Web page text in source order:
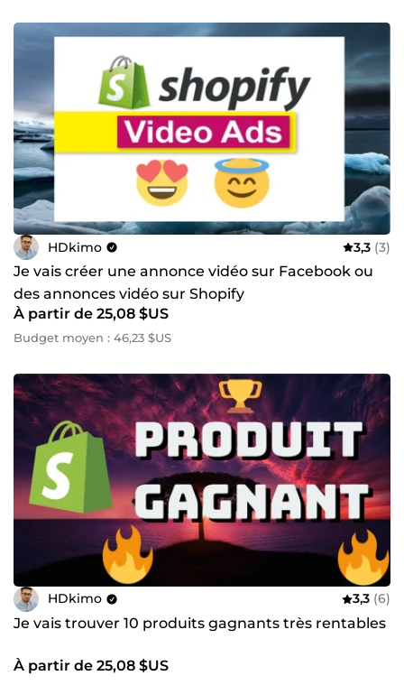
HDkimo 3,3 (3)
Je vais créer une annonce vidéo sur Facebook ou
des annonces vidéo sur Shopify
À partir de 25,08 $US
Budget moyen : 46,23 $US
HDkimo 3,3 (6)
Je vais trouver 10 produits gagnants très rentables
À partir de 25,08 $US